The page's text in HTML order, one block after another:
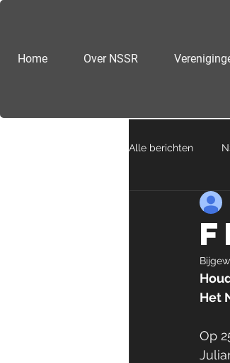
Home Over NSSR
Alle berichten
Het
Op